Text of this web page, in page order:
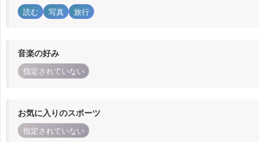
読む 写真 旅行
音楽の好み
指定されていない
お気に入りのスポーツ
指定されていない